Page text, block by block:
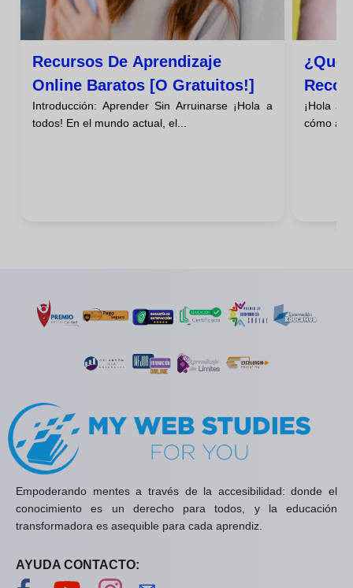
Recursos De Aprendizaje
Online Baratos [o Gratuitos!]
Introducción: Aprender Sin Arruinarse ¡Hola a
todos! En el mundo actual, el...
¿qué
Para
¡Hola a
cómo
Empoderando mentes a través de la accesibilidad: donde el
conocimiento es un derecho para todos, y la educación
transformadora es asequible para cada aprendiz.
AYUDA CONTACTO:
Visítanos en Facebook
Visítanos en YouTube
Visítanos en Instagram